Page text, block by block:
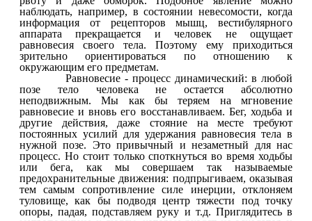
наблюдать, например, в состоянии невесомости, когда
информация от рецепторов мышц, вестибулярного
аппарата прекращается и человек не ощущает
равновесия своего тела. Поэтому ему приходиться
зрительно ориентироваться по отношению к
окружающим его предметам.
Равновесие - процесс динамический: в любой
позе тело человека не остается абсолютно
неподвижным. Мы как бы теряем на мгновение
равновесие и вновь его восстанавливаем. Бег, ходьба и
другие действия, даже стояние на месте требуют
постоянных усилий для удержания равновесия тела в
нужной позе. Это привычный и незаметный для нас
процесс. Но стоит только споткнуться во время ходьбы
или бега, как мы совершаем так называемые
предохранительные движения: подпрыгиваем, оказывая
тем самым сопротивление силе инерции, отклоняем
туловище, как бы подводя центр тяжести под точку
опоры, падая, подставляем руку и т.д. Приглядитесь в